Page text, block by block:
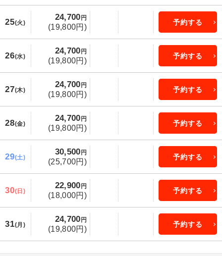
25(火)
24,700 円
(19,800円)
予約する
26(水)
24,700 円
(19,800円)
予約する
27(木)
24,700 円
(19,800円)
予約する
28(金)
24,700 円
(19,800円)
予約する
29(土)
30,500 円
(25,700円)
予約する
30(日)
22,900 円
(18,000円)
予約する
31(月)
24,700 円
(19,800円)
予約する